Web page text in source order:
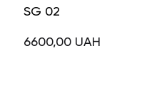
SG 02
6600,00 UAH